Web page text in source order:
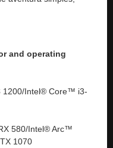
and operating
1200/Intel® Core™ i3-
580/Intel® Arc™
1070